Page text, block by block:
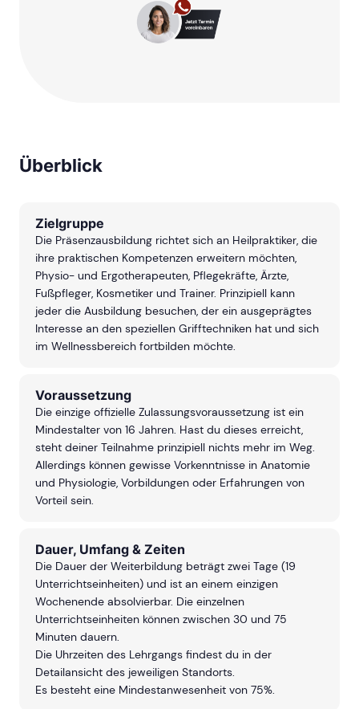
Überblick
Zielgruppe
Die Präsenzausbildung richtet sich an Heilpraktiker, die
ihre praktischen Kompetenzen erweitern möchten,
Physio- und Ergotherapeuten, Pflegekräfte, Ärzte,
Fußpfleger, Kosmetiker und Trainer. Prinzipiell kann
jeder die Ausbildung besuchen, der ein ausgeprägtes
Interesse an den speziellen Grifftechniken hat und sich
im Wellnessbereich fortbilden möchte.
Voraussetzung
Die einzige offizielle Zulassungsvoraussetzung ist ein
Mindestalter von 16 Jahren. Hast du dieses erreicht,
steht deiner Teilnahme prinzipiell nichts mehr im Weg.
Allerdings können gewisse Vorkenntnisse in Anatomie
und Physiologie, Vorbildungen oder Erfahrungen von
Vorteil sein.
Dauer, Umfang & Zeiten
Die Dauer der Weiterbildung beträgt zwei Tage (19
Unterrichtseinheiten) und ist an einem einzigen
Wochenende absolvierbar. Die einzelnen
Unterrichtseinheiten können zwischen 30 und 75
Minuten dauern.
Die Uhrzeiten des Lehrgangs findest du in der
Detailansicht des jeweiligen Standorts.
Es besteht eine Mindestanwesenheit von 75%.